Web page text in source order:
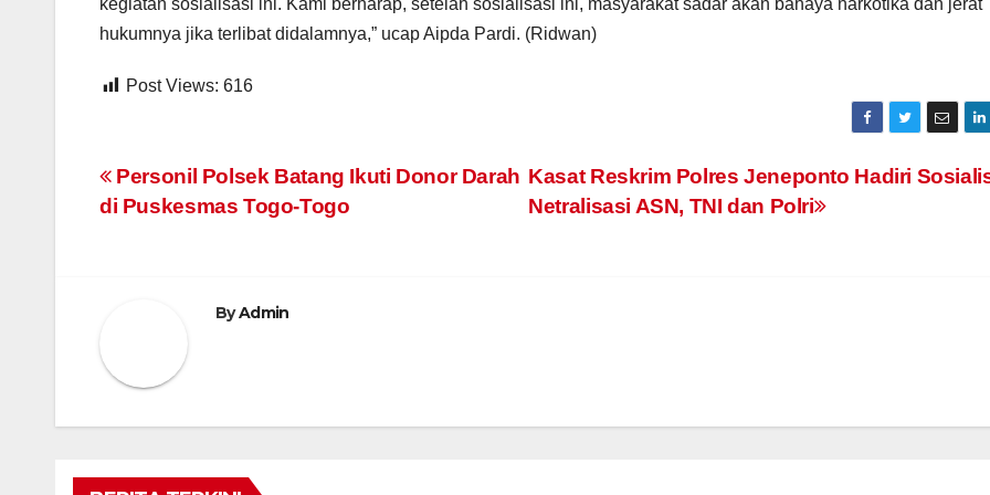
kegiatan sosialisasi ini. Kami berharap, setelah sosialisasi ini, masyarakat sadar akan bahaya narkotika dan jerat
hukumnya jika terlibat didalamnya,” ucap Aipda Pardi. (Ridwan)
Post Views: 616
Navigasi
pos
Kasat Reskrim Polres Jeneponto Hadiri
Netralisasi ASN, TNI dan Polri
Personil Polsek Batang Ikuti Donor Darah
di Puskesmas Togo-Togo
ByAdmin